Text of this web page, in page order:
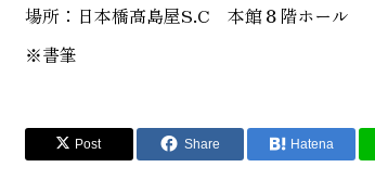
場所：日本橋高島屋S.C 本館８階ホール
※書筆
Post Share Hatena